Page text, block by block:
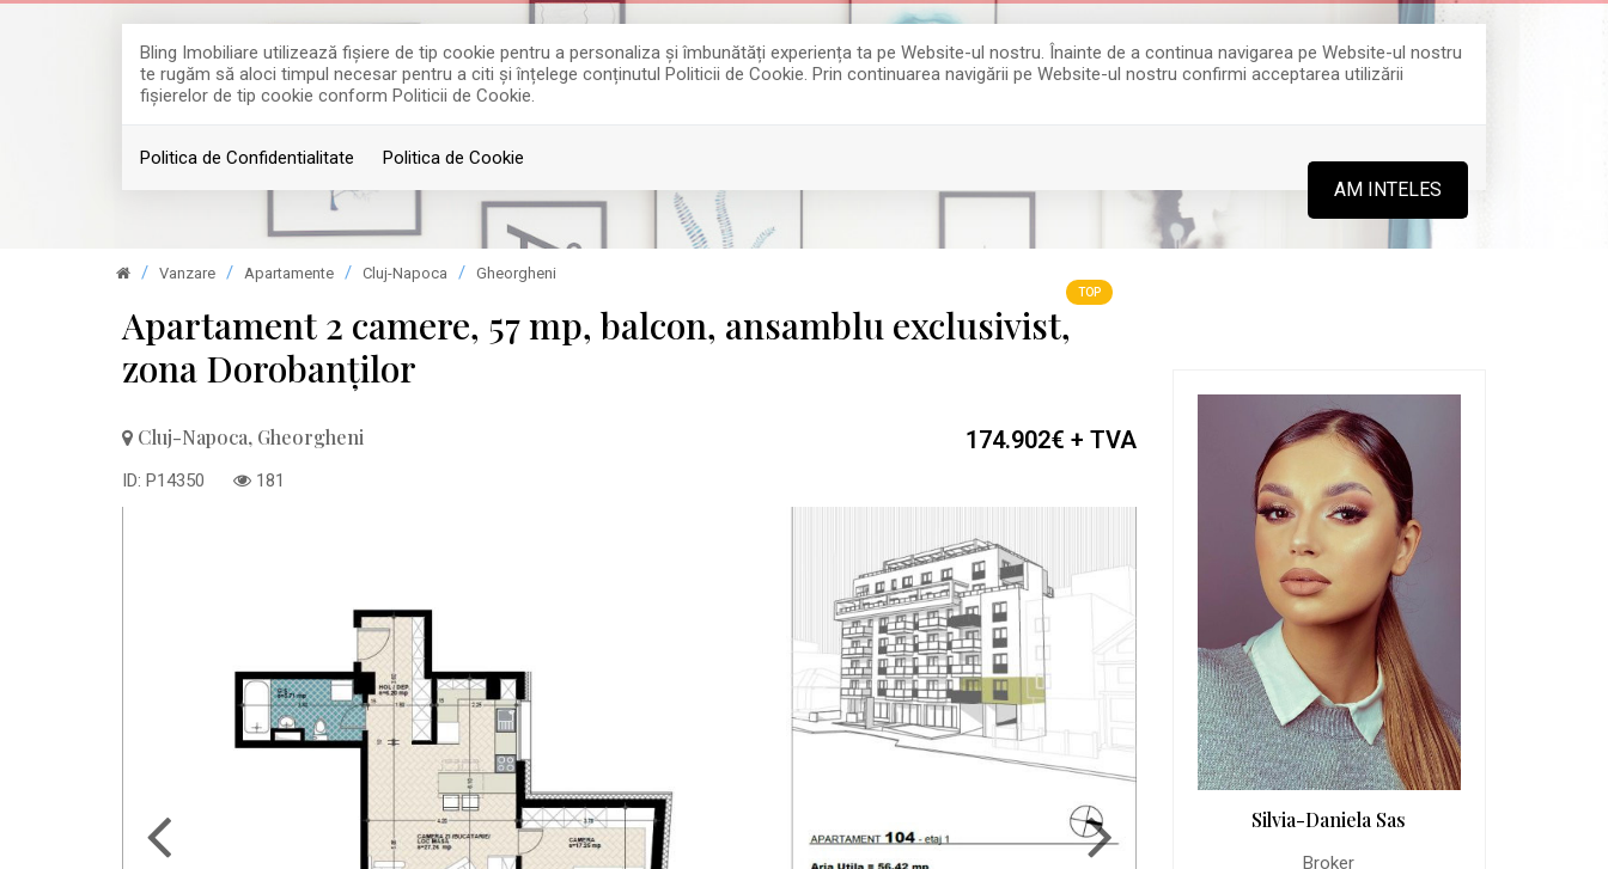
Bling Imobiliare utilizează fişiere de tip cookie pentru a personaliza și îmbunătăți experiența ta pe Website-ul nostru. Înainte de a continua navigarea pe Website-ul nostru
te rugăm să aloci timpul necesar pentru a citi și înțelege conținutul Politicii de Cookie. Prin continuarea navigării pe Website-ul nostru confirmi acceptarea utilizării
fişierelor de tip cookie conform Politicii de Cookie.
Politica de Confidentialitate Politica de Cookie
AM INTELES
0364 808 888
Vanzare Apartamente Cluj-Napoca Gheorgheni
Apartament 2 camere, 57 mp, balcon, ansamblu exclusivist,
zona Dorobanților
Cluj-Napoca, Gheorgheni 174.902€ + TVA
ID: P14350 181
TOP
Silvia-Daniela Sas
Broker